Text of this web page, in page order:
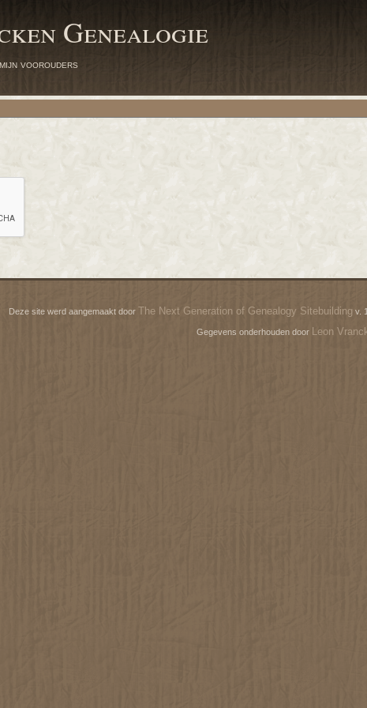
Genealogie
voorouders
Deze site werd aangemaakt door The Next Generation of Genealogy Sitebuilding v.
Gegevens onderhouden door Leon